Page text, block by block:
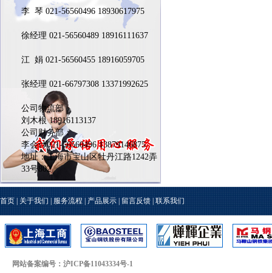
李 琴 021-56560496 18930617975
徐经理 021-56560489 18916111637
江 娟 021-56560455 18916059705
张经理 021-66797308 13371992625
公司物流部：
刘木根 18916113137
公司财务部：
李会计021-56560496 13879146875
地址：上海市宝山区牡丹江路1242弄
33号802
首页 关于我们 |服务流程 产品展示 留言反馈 |联系我们
网站备案编号：沪ICP备11043334号-1